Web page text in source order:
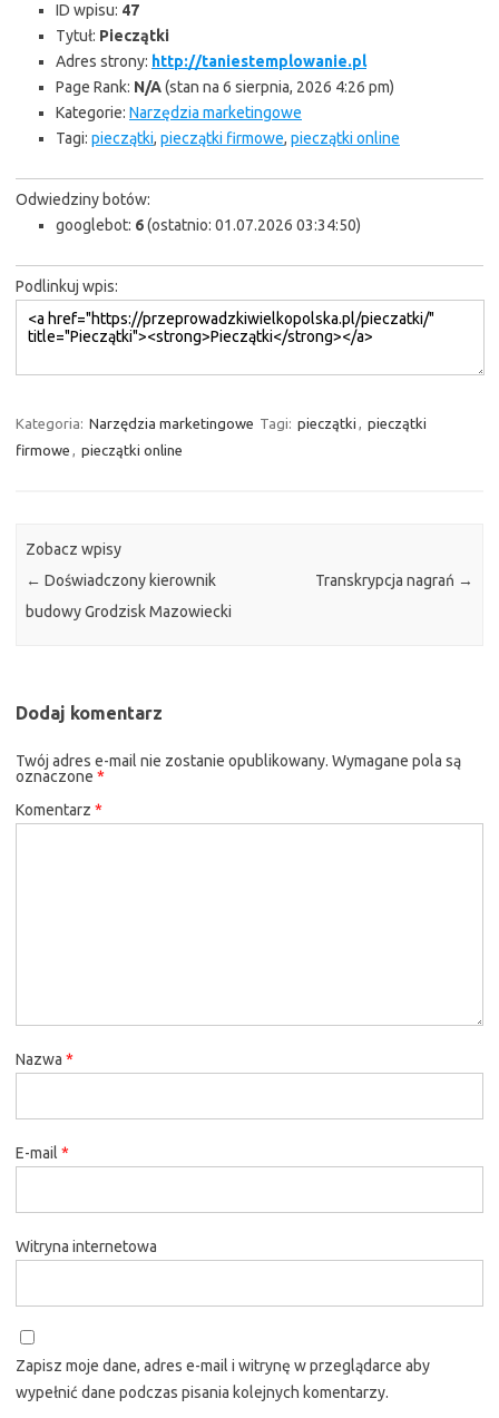
ID wpisu: 47
Tytuł: Pieczątki
Adres strony: http://taniestemplowanie.pl
Page Rank: N/A(stan na 6 sierpnia, 2026 4:26 pm)
Kategorie: Narzędzia marketingowe
Tagi: pieczątki, pieczątki firmowe, pieczątki online
Odwiedziny botów:
googlebot: 6(ostatnio: 01.07.2026 03:34:50)
Podlinkuj wpis:
Kategoria: Narzędzia marketingowe Tagi: pieczątki , pieczątki
firmowe , pieczątki online
Zobacz wpisy
← Doświadczony kierownik
budowy Grodzisk Mazowiecki
Transkrypcja nagrań →
Dodaj komentarz
Twój adres e-mail nie zostanie opublikowany. Wymagane pola są
oznaczone *
Komentarz *
Nazwa *
E-mail *
Witryna internetowa
Zapisz moje dane, adres e-mail i witrynę w przeglądarce aby
wypełnić dane podczas pisania kolejnych komentarzy.